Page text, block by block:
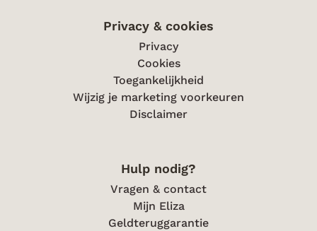
Privacy & cookies
Privacy
Cookies
Toegankelijkheid
Wijzig je marketing voorkeuren
Disclaimer
Hulp nodig?
Vragen & contact
Mijn Eliza
Geldteruggarantie